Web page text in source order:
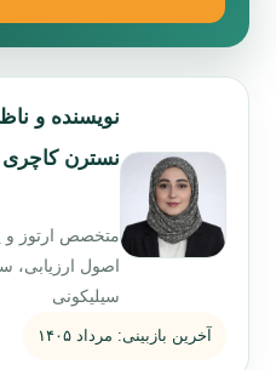
نویسنده و
نسترن کاچری
متخصص ارتوز و
اصول ارزیابی،
سیلیکونی
آخرین بازبینی: مرداد ۱۴۰۵